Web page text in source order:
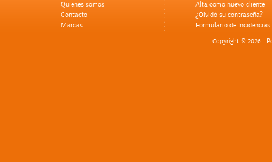
Quienes somos
Contacto
Marcas
Alta como nuevo cliente
¿Olvidó su contraseña?
Formulario de Incidencias
Copyright © 2026 |